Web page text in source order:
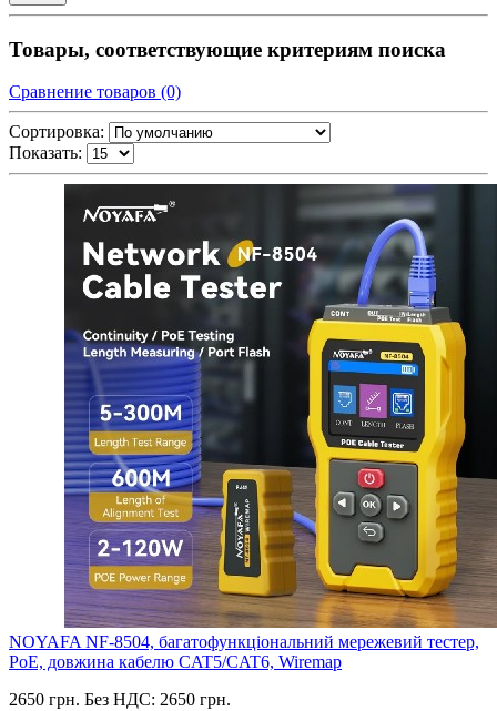
Товары, соответствующие критериям поиска
Сравнение товаров (0)
Сортировка:
Показать:
NOYAFA NF-8504, багатофункціональний мережевий тестер,
PoE, довжина кабелю CAT5/CAT6, Wiremap
2650 грн. Без НДС: 2650 грн.